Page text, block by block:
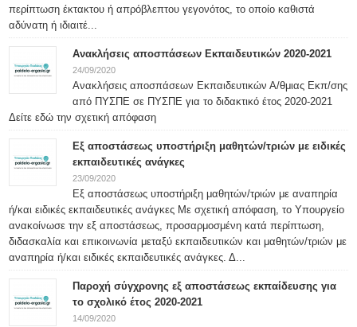
περίπτωση έκτακτου ή απρόβλεπτου γεγονότος, το οποίο καθιστά
αδύνατη ή ιδιαιτέ...
Ανακλήσεις αποσπάσεων Εκπαιδευτικών 2020-2021
24/09/2020
Ανακλήσεις αποσπάσεων Εκπαιδευτικών Α/θμιας Εκπ/σης
από ΠΥΣΠΕ σε ΠΥΣΠΕ για το διδακτικό έτος 2020-2021
Δείτε εδώ την σχετική απόφαση
Εξ αποστάσεως υποστήριξη μαθητών/τριών με ειδικές
εκπαιδευτικές ανάγκες
23/09/2020
Εξ αποστάσεως υποστήριξη μαθητών/τριών με αναπηρία
ή/και ειδικές εκπαιδευτικές ανάγκες Με σχετική απόφαση, το Υπουργείο
ανακοίνωσε την εξ αποστάσεως, προσαρμοσμένη κατά περίπτωση,
διδασκαλία και επικοινωνία μεταξύ εκπαιδευτικών και μαθητών/τριών με
αναπηρία ή/και ειδικές εκπαιδευτικές ανάγκες. Δ...
Παροχή σύγχρονης εξ αποστάσεως εκπαίδευσης για
το σχολικό έτος 2020-2021
14/09/2020